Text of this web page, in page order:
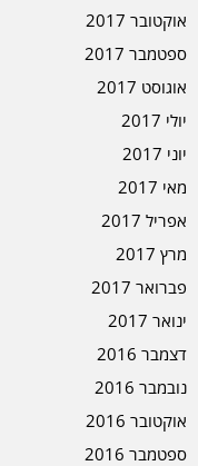
אוקטובר 2017
ספטמבר 2017
אוגוסט 2017
יולי 2017
יוני 2017
מאי 2017
אפריל 2017
מרץ 2017
פברואר 2017
ינואר 2017
דצמבר 2016
נובמבר 2016
אוקטובר 2016
ספטמבר 2016